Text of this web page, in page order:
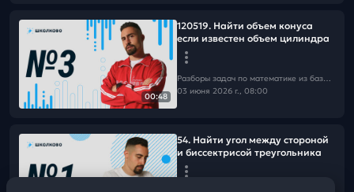
00:48
120519. Найти объем конуса
если известен объем цилиндра
Разборы задач по математике из базы Школково
03 июня 2026 г., 08:00
54. Найти угол между стороной
и биссектрисой треугольника